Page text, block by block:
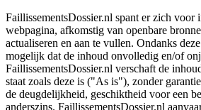
FaillissementsDossier.nl spant er zich voor
webpagina, afkomstig van openbare
actualiseren en aan te vullen. Ondanks
mogelijk dat de inhoud onvolledig en/of
FaillissementsDossier.nl verschaft de
staat zoals deze is ("As is"), zonder
de deugdelijkheid, geschiktheid voor een
anderszins. FaillissementsDossier.nl